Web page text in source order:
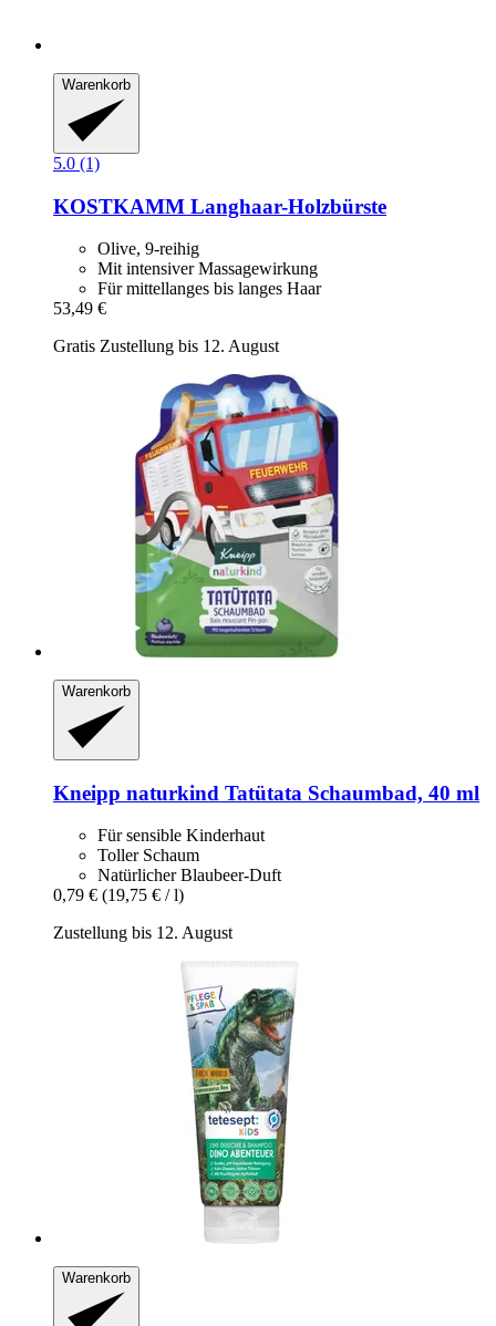
Warenkorb
5.0 (1)
KOSTKAMM Langhaar-​Holzbürste
Olive, 9-reihig
Mit intensiver Massagewirkung
Für mittellanges bis langes Haar
53,49 €
Gratis Zustellung bis 12. August
Warenkorb
Kneipp naturkind Tatütata Schaumbad, 40 ml
Für sensible Kinderhaut
Toller Schaum
Natürlicher Blaubeer-Duft
0,79 € (19,75 € / l)
Zustellung bis 12. August
Warenkorb